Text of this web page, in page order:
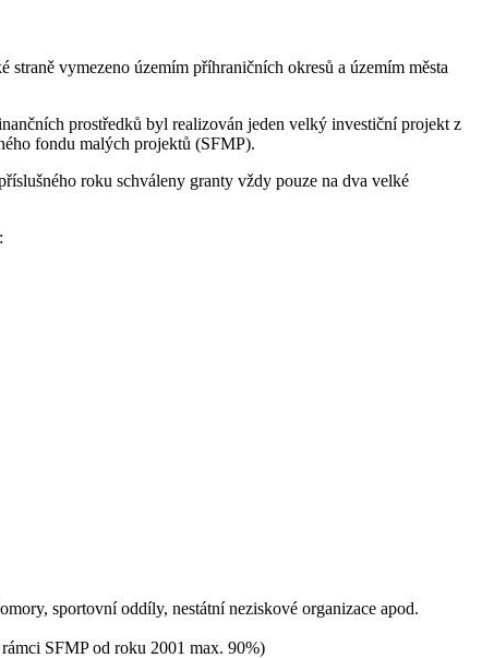
vymezeno územím příhraničních okresů a územím města
prostředků byl realizován jeden velký investiční projekt z
fondu malých projektů (SFMP).
roku schváleny granty vždy pouze na dva velké
sportovní oddíly, nestátní neziskové organizace apod.
SFMP od roku 2001 max. 90%)